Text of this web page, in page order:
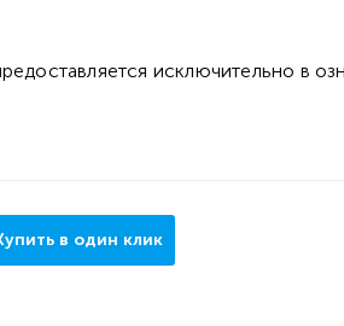
исключительно в
в один клик